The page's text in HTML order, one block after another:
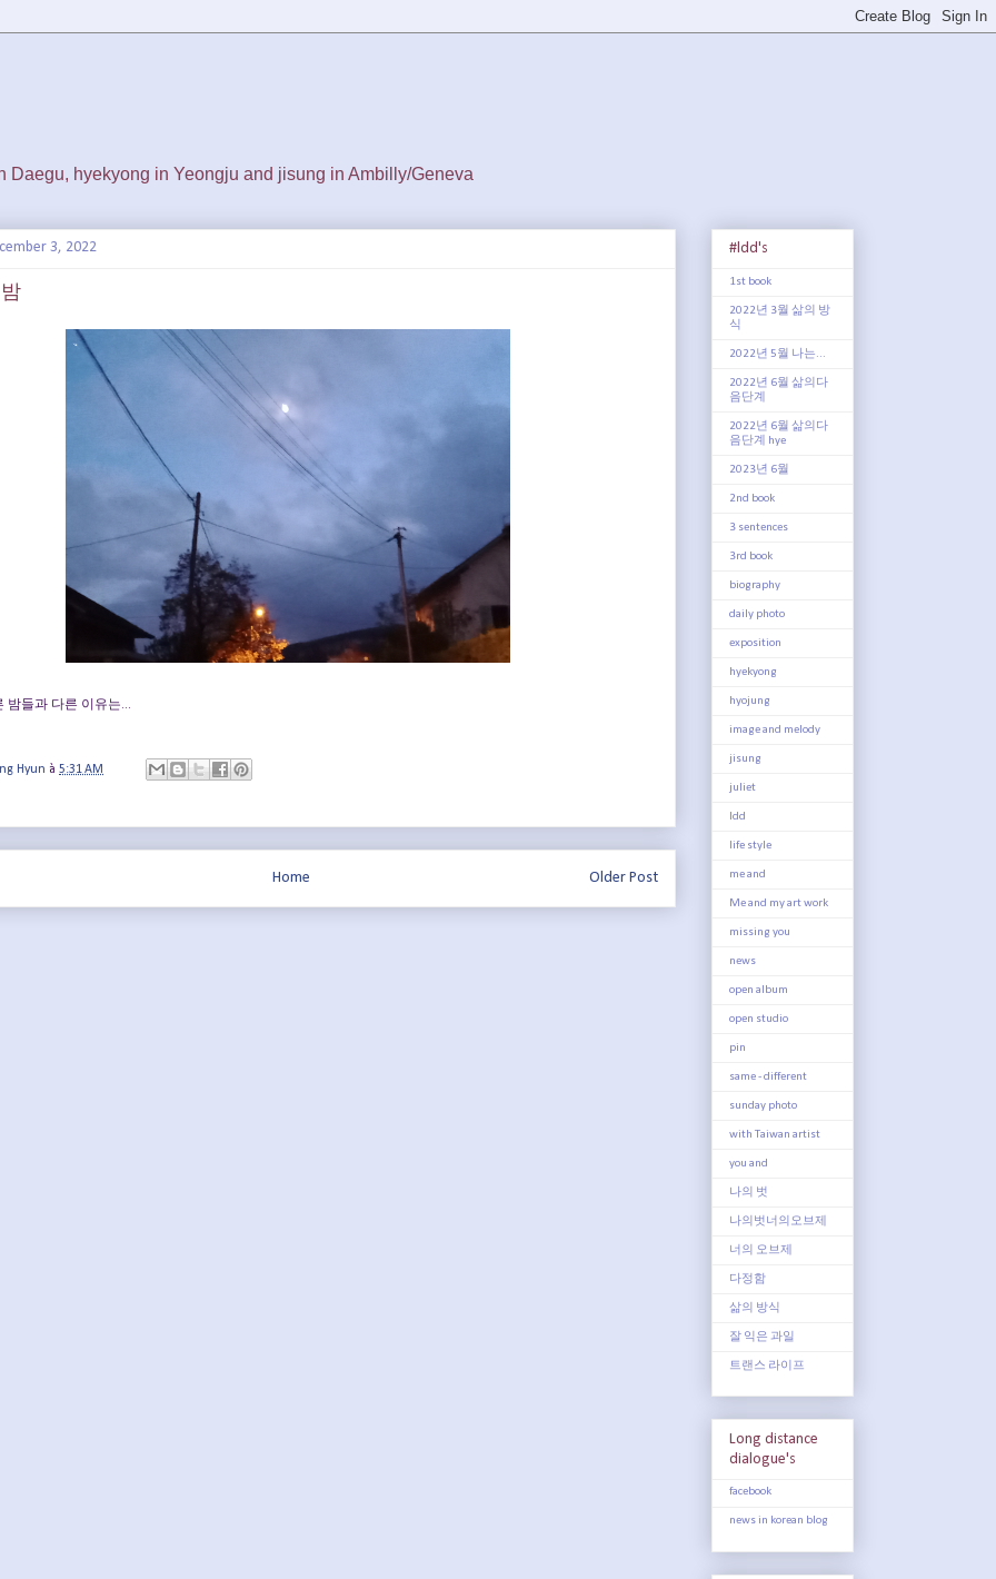
hyekyong in Yeongju and jisung in Ambilly/Geneva
3, 2022
밤들과 다른 이유는...
Hyun à 5:31 AM
Older Post
Home
#ldd's
1st book
2022년 3월 삶의 방
식
2022년 5월 나는...
2022년 6월 삶의다
음단계
2022년 6월 삶의다
음단계 hye
2023년 6월
2nd book
3 sentences
3rd book
biography
daily photo
exposition
hyekyong
hyojung
image and melody
jisung
juliet
ldd
life style
me and
Me and my art work
missing you
news
open album
open studio
pin
same - different
sunday photo
with Taiwan artist
you and
나의 벗
나의벗너의오브제
너의 오브제
다정함
삶의 방식
잘 익은 과일
트랜스 라이프
Long distance
dialogue's
facebook
news in korean blog